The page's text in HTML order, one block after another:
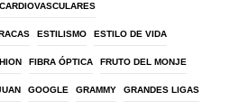
ESTILISMO ESTILO DE VIDA
FIBRA ÓPTICA FRUTO DEL MONJE
GOOGLE GRAMMY GRANDES LIGAS